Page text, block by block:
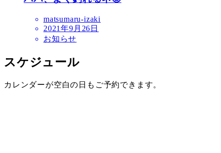
matsumaru-izaki
2021年9月26日
お知らせ
スケジュール
カレンダーが空白の日もご予約できます。